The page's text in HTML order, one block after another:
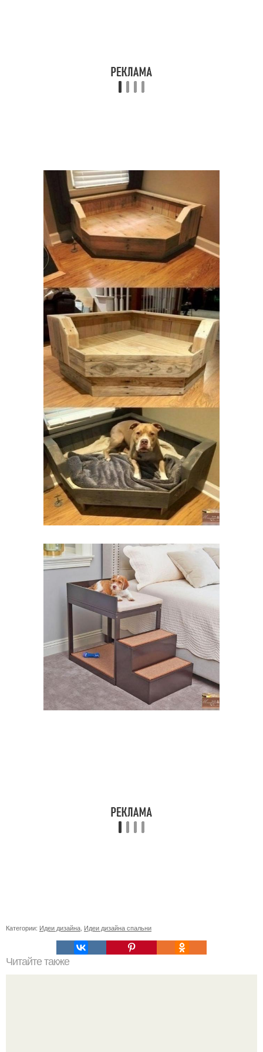
Категории: Идеи дизайна Идеи дизайна спальни
Читайте также